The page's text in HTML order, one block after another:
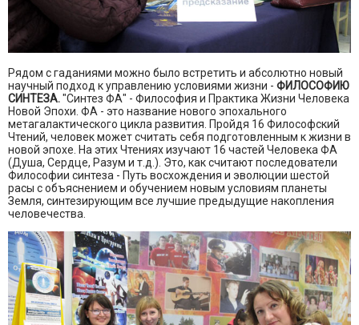
Рядом с гаданиями можно было встретить и абсолютно новый
научный подход к управлению условиями жизни - ФИЛОСОФИЮ
СИНТЕЗА."Синтез ФА" - Философия и Практика Жизни Человека
Новой Эпохи. ФА - это название нового эпохального
метагалактического цикла развития. Пройдя 16 Философский
Чтений, человек может считать себя подготовленным к жизни в
новой эпохе. На этих Чтениях изучают 16 частей Человека ФА
(Душа, Сердце, Разум и т.д.). Это, как считают последователи
Философии синтеза - Путь восхождения и эволюции шестой
расы с объяснением и обучением новым условиям планеты
Земля, синтезирующим все лучшие предыдущие накопления
человечества.